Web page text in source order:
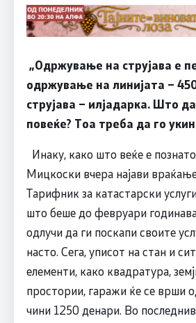
„Одржување на струјава е
одржување на линијата –
струјава – илјадарка. Што
повеќе? Тоа треба да го
Инаку, како што веќе е
Мицкоски вчера најави
Тарифник за катастарски
што беше до февруари
одлучи да ги поскапи своите
насто. Сега, уписот на стан и
елементи, како квадратура,
простории, гаражи ќе се врши
чини 1250 денари. Во